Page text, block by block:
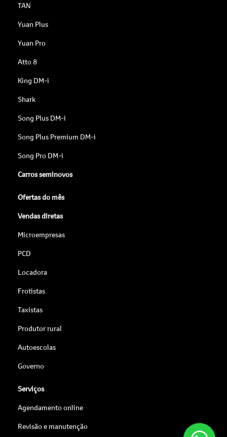
TAN
Yuan Plus
Yuan Pro
Atto 8
King DM-i
Shark
Song Plus DM-i
Song Plus Premium DM-i
Song Pro DM-i
Carros seminovos
Ofertas do mês
Vendas diretas
Microempresas
PCD
Locadora
Frotistas
Taxistas
Produtor rural
Autoescolas
Governo
Serviços
Agendamento online
Revisão e manutenção